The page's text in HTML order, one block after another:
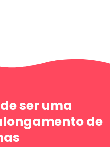
ser uma
de